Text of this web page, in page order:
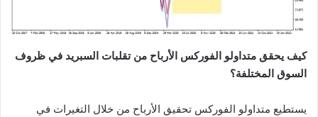
كيف يحقق متداولو الفوركس الأرباح من تقلبات السبريد في ظروف
السوق المختلفة؟
يستطيع متداولو الفوركس تحقيق الأرباح من خلال التغيرات في